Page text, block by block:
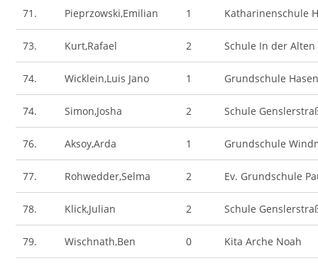
71. Pieprzowski,Emilian 1 Katharinenschule
73. Kurt,Rafael 2 Schule In der Alten
74. Wicklein,Luis Jano 1 Grundschule
74. Simon,Josha 2 Schule
76. Aksoy,Arda 1 Grundschule
77. Rohwedder,Selma 2 Ev. Grundschule
78. Klick,Julian 2 Schule
79. Wischnath,Ben 0 Kita Arche Noah